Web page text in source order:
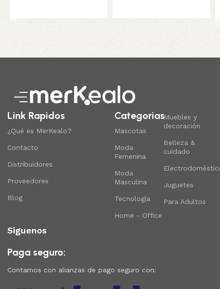
Read More
Link Rapidos
¿Qué es MerKealo?
Contacto
Distribuidores
Proveedores
Blog
Categorias
Mascotas
Moda
Femenina
Moda
Masculina
Tecnología
Home - Office
Muebles y
decoración
Belleza &
cuidado
Juguetes
Para Adultos
Siguenos
Paga seguro:
Contamos con alianzas de pago seguro con: